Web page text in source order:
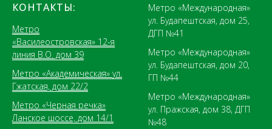
КОНТАКТЫ:
Метро
«Василеостровская» 12-я
линия В.О. дом 39
Метро «Академическая» ул.
Гжатская, дом 22/2
Метро «Черная речка»
Ланское шоссе, дом 14/1
Метро «Международная»
ул. Будапештская, дом 25,
ДГП №41
Метро «Международная»
ул. Будапештская, дом 20,
ГП №44
Метро «Международная»
ул. Пражская, дом 38, ДГП
№48